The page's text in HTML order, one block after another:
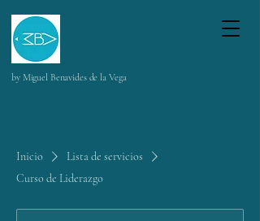
by Miguel Benavides de la Vega
Inicio
Lista de servicios
Curso de Liderazgo